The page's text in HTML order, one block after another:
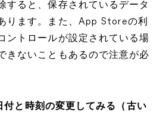
すると、保存されているデータ
ります。また、App Storeの利
ントロールが設定されている場
きないこともあるので注意が必
付と時刻の変更してみる（古い